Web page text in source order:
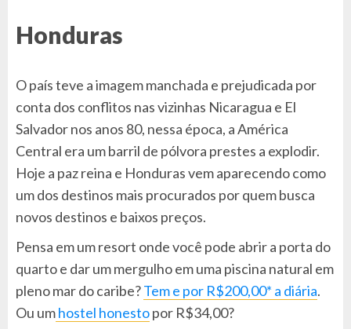
Honduras
O país teve a imagem manchada e prejudicada por
conta dos conflitos nas vizinhas Nicaragua e El
Salvador nos anos 80, nessa época, a América
Central era um barril de pólvora prestes a explodir.
Hoje a paz reina e Honduras vem aparecendo como
um dos destinos mais procurados por quem busca
novos destinos e baixos preços.
Pensa em um resort onde você pode abrir a porta do
quarto e dar um mergulho em uma piscina natural em
pleno mar do caribe?Tem e por R$200,00* a diária.
Ou umhostel honestopor R$34,00?